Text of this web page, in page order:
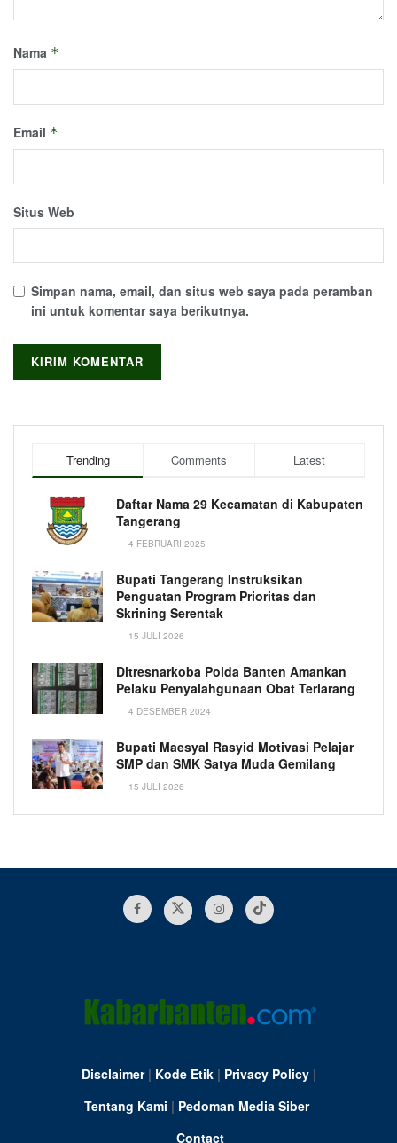
Nama *
Email *
Situs Web
Simpan nama, email, dan situs web saya pada peramban
ini untuk komentar saya berikutnya.
Trending Comments Latest
Daftar Nama 29 Kecamatan di Kabupaten
Tangerang
4 FEBRUARI 2025
Bupati Tangerang Instruksikan
Penguatan Program Prioritas dan
Skrining Serentak
15 JULI 2026
Ditresnarkoba Polda Banten Amankan
Pelaku Penyalahgunaan Obat Terlarang
4 DESEMBER 2024
Bupati Maesyal Rasyid Motivasi Pelajar
SMP dan SMK Satya Muda Gemilang
15 JULI 2026
Disclaimer| Kode Etik| Privacy Policy|
Tentang Kami | Pedoman Media Siber
Contact